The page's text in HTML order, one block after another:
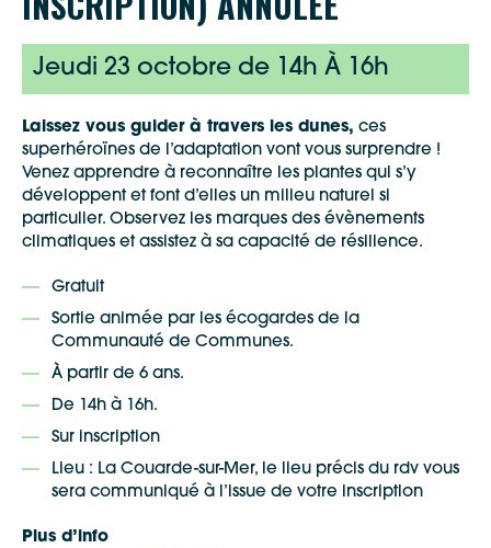
Jeudi 23 octobre de 14h À 16h
Laissez vous guider à travers les dunes, ces
superhéroïnes de l’adaptation vont vous surprendre !
Venez apprendre à reconnaître les plantes qui s’y
développent et font d’elles un milieu naturel si
particulier. Observez les marques des évènements
climatiques et assistez à sa capacité de résilience.
Gratuit
Sortie animée par les écogardes de la
Communauté de Communes.
À partir de 6 ans.
De 14h à 16h.
Sur inscription
Lieu : La Couarde-sur-Mer, le lieu précis du rdv vous
sera communiqué à l’issue de votre inscription
Plus d’info
Google Maps
Apple Plans